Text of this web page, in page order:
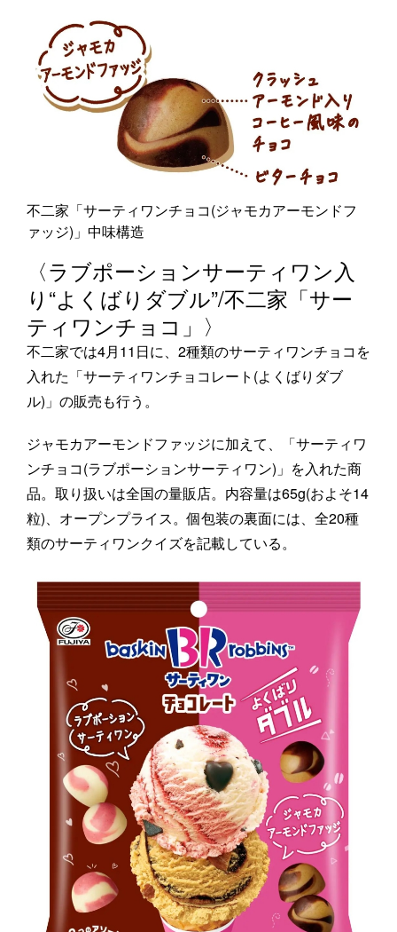
不二家「サーティワンチョコ(ジャモカアーモンドフ
ァッジ)」中味構造
〈ラブポーションサーティワン入
り“よくばりダブル”/不二家「サー
ティワンチョコ」〉
不二家では4月11日に、2種類のサーティワンチョコを
入れた「サーティワンチョコレート(よくばりダブ
ル)」の販売も行う。
ジャモカアーモンドファッジに加えて、「サーティワ
ンチョコ(ラブポーションサーティワン)」を入れた商
品。取り扱いは全国の量販店。内容量は65g(およそ14
粒)、オープンプライス。個包装の裏面には、全20種
類のサーティワンクイズを記載している。